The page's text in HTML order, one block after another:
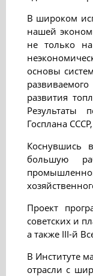
В широком
нашей
не только
основы
развития
Результаты
Госплана
Коснувшись
большую
Проект
советских и
а также III-й
В Институте
отрасли с